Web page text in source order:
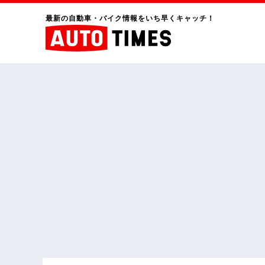
最新の自動車・バイク情報をいち早くキャッチ！